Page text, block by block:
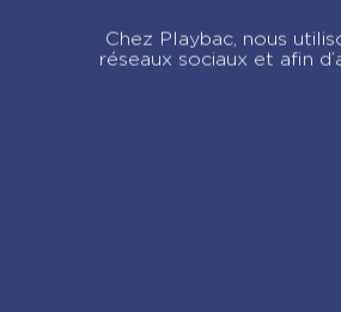
Chez Playbac, nous
réseaux sociaux et afin